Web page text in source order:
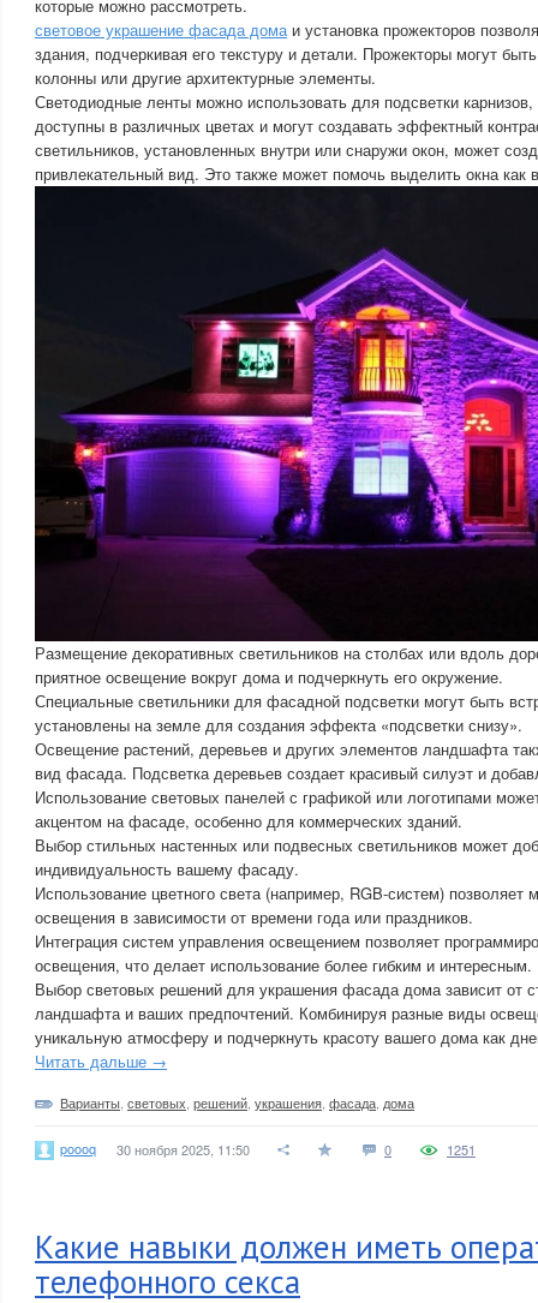
которые можно рассмотреть.
световое украшение фасада домаи установка прожекторов
здания, подчеркивая его текстуру и детали. Прожекторы могут
колонны или другие архитектурные элементы.
Светодиодные ленты можно использовать для подсветки
доступны в различных цветах и могут создавать эффектный
светильников, установленных внутри или снаружи окон, может
привлекательный вид. Это также может помочь выделить окна
Размещение декоративных светильников на столбах или вдоль
приятное освещение вокруг дома и подчеркнуть его окружение.
Специальные светильники для фасадной подсветки могут быть
установлены на земле для создания эффекта «подсветки снизу».
Освещение растений, деревьев и других элементов ландшафта
вид фасада. Подсветка деревьев создает красивый силуэт и
Использование световых панелей с графикой или логотипами
акцентом на фасаде, особенно для коммерческих зданий.
Выбор стильных настенных или подвесных светильников может
индивидуальность вашему фасаду.
Использование цветного света (например, RGB-систем) позволяет
освещения в зависимости от времени года или праздников.
Интеграция систем управления освещением позволяет
освещения, что делает использование более гибким и интересным.
Выбор световых решений для украшения фасада дома зависит от
ландшафта и ваших предпочтений. Комбинируя разные виды
уникальную атмосферу и подчеркнуть красоту вашего дома как
Читать дальше →
Варианты световых решений украшения фасада дома
poooq 30 ноября 2025, 11:50 0 1251
Какие навыки должен иметь
телефонного секса